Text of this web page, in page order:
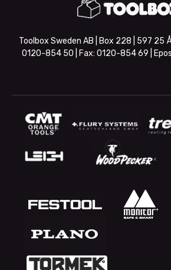
Toolbox Sweden AB | Box 228 | 597 25
0120-854 50 | Fax: 0120-854 69 |